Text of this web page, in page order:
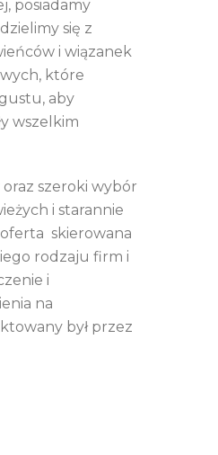
posiadamy
się z
i wiązanek
które
aby
wszelkim
szeroki wybór
i starannie
skierowana
rodzaju firm i
i
na
był przez